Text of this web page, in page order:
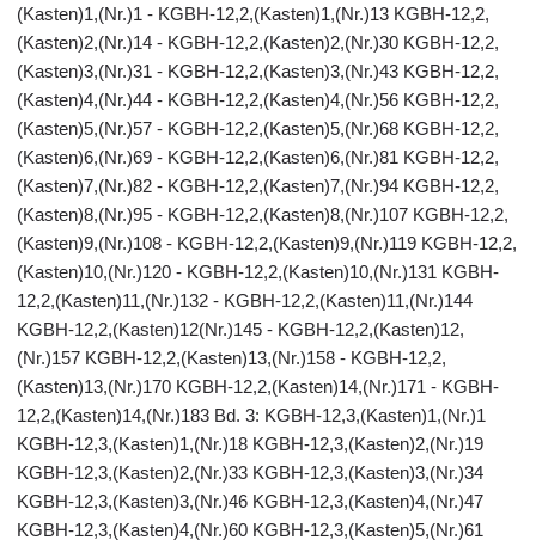
(Kasten)1,(Nr.)1 - KGBH-12,2,(Kasten)1,(Nr.)13 KGBH-12,2,
(Kasten)2,(Nr.)14 - KGBH-12,2,(Kasten)2,(Nr.)30 KGBH-12,2,
(Kasten)3,(Nr.)31 - KGBH-12,2,(Kasten)3,(Nr.)43 KGBH-12,2,
(Kasten)4,(Nr.)44 - KGBH-12,2,(Kasten)4,(Nr.)56 KGBH-12,2,
(Kasten)5,(Nr.)57 - KGBH-12,2,(Kasten)5,(Nr.)68 KGBH-12,2,
(Kasten)6,(Nr.)69 - KGBH-12,2,(Kasten)6,(Nr.)81 KGBH-12,2,
(Kasten)7,(Nr.)82 - KGBH-12,2,(Kasten)7,(Nr.)94 KGBH-12,2,
(Kasten)8,(Nr.)95 - KGBH-12,2,(Kasten)8,(Nr.)107 KGBH-12,2,
(Kasten)9,(Nr.)108 - KGBH-12,2,(Kasten)9,(Nr.)119 KGBH-12,2,
(Kasten)10,(Nr.)120 - KGBH-12,2,(Kasten)10,(Nr.)131 KGBH-
12,2,(Kasten)11,(Nr.)132 - KGBH-12,2,(Kasten)11,(Nr.)144
KGBH-12,2,(Kasten)12(Nr.)145 - KGBH-12,2,(Kasten)12,
(Nr.)157 KGBH-12,2,(Kasten)13,(Nr.)158 - KGBH-12,2,
(Kasten)13,(Nr.)170 KGBH-12,2,(Kasten)14,(Nr.)171 - KGBH-
12,2,(Kasten)14,(Nr.)183 Bd. 3: KGBH-12,3,(Kasten)1,(Nr.)1
KGBH-12,3,(Kasten)1,(Nr.)18 KGBH-12,3,(Kasten)2,(Nr.)19
KGBH-12,3,(Kasten)2,(Nr.)33 KGBH-12,3,(Kasten)3,(Nr.)34
KGBH-12,3,(Kasten)3,(Nr.)46 KGBH-12,3,(Kasten)4,(Nr.)47
KGBH-12,3,(Kasten)4,(Nr.)60 KGBH-12,3,(Kasten)5,(Nr.)61